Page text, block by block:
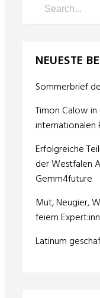
NEUESTE
Sommerbrief
Timon Calow
internationalen
Erfolgreiche
der Westfalen
Gemm4future
Mut, Neugier,
feiern
Latinum